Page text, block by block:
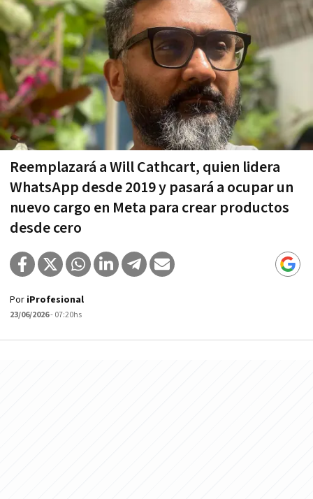
Reemplazará a Will Cathcart, quien lidera
WhatsApp desde 2019 y pasará a ocupar un
nuevo cargo en Meta para crear productos
desde cero
Por iProfesional
23/06/2026- 07:20hs